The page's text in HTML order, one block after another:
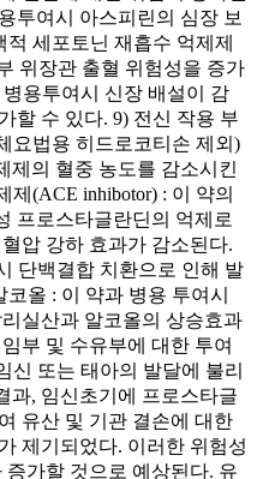
투여시 아스피린의 심장 보
세포토닌 재흡수 억제제
위장관 출혈 위험성을 증가
용투여시 신장 배설이 감
할 수 있다. 9) 전신 작용 부
요법용 히드로코티손 제외)
제의 혈중 농도를 감소시킨
제(ACE inhibotor) : 이 약의
프로스타글란딘의 억제로
압 강하 효과가 감소된다.
단백결합 치환으로 인해 발
올 : 이 약과 병용 투여시
실산과 알코올의 상승효과
부 및 수유부에 대한 투여
신 또는 태아의 발달에 불리
과, 임신초기에 프로스타글
유산 및 기관 결손에 대한
제기되었다. 이러한 위험성
가할 것으로 예상된다. 유